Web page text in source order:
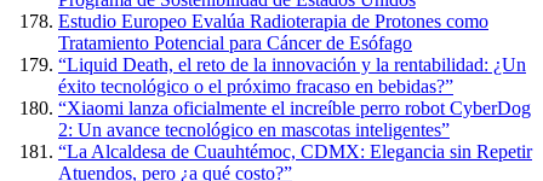
Estudio Europeo Evalúa Radioterapia de Protones como
Tratamiento Potencial para Cáncer de Esófago
“Liquid Death, el reto de la innovación y la rentabilidad: ¿Un
éxito tecnológico o el próximo fracaso en bebidas?”
“Xiaomi lanza oficialmente el increíble perro robot CyberDog
2: Un avance tecnológico en mascotas inteligentes”
“La Alcaldesa de Cuauhtémoc, CDMX: Elegancia sin Repetir
Atuendos, pero ¿a qué costo?”